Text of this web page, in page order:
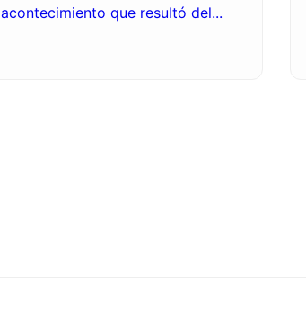
acontecimiento que resultó del...